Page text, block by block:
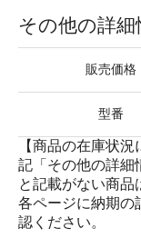
その他の詳細
販売価格
型番
【商品の在庫状
記「その他の詳細
と記載がない商品
各ページに納期の
認ください。